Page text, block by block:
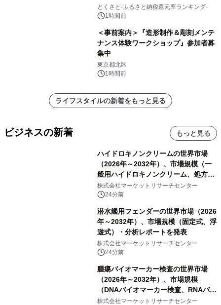
とくさと-ふるさと納税還元率ランキング-
1時間前
＜事前案内＞『造形制作＆彫刻メンテ
ナンス体験ワークショップ』参加者募
集中
東京都北区
1時間前
ライフスタイルの新着をもっと見る
ビジネスの新着 もっと見る
ハイドロキノンクリームの世界市場
（2026年～2032年）、市場規模（一
般用ハイドロキノンクリーム、処方用
ハイドロキノンクリーム）・分析レポ
ートを発表
株式会社マーケットリサーチセンター
24分前
潜水艦用フェンダーの世界市場（2026
年～2032年）、市場規模（固定式、浮
遊式）・分析レポートを発表
株式会社マーケットリサーチセンター
24分前
腫瘍バイオマーカー検査の世界市場
（2026年～2032年）、市場規模
（DNAバイオマーカー検査、RNAバイ
オマーカー検査、タンパク質バイオマ
株式会社マーケットリサーチセンター